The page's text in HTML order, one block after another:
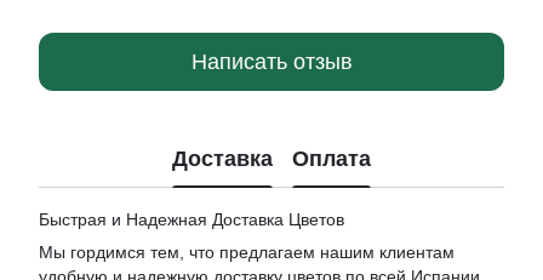
Написать отзыв
Доставка Оплата
Быстрая и Надежная Доставка Цветов
Мы гордимся тем, что предлагаем нашим клиентам